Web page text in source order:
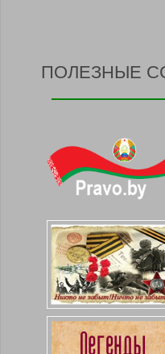
ПОЛЕЗНЫЕ